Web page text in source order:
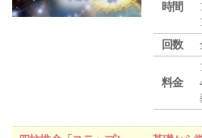
時間
回数
料金